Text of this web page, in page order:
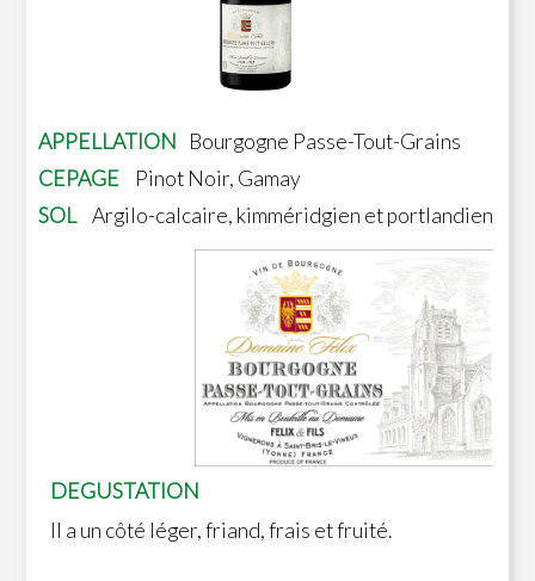
APPELLATION
Bourgogne Passe-Tout-Grains
CEPAGE
Pinot Noir, Gamay
SOL Argilo-calcaire, kimméridgien et portlandien
DEGUSTATION
Il a un côté léger, friand, frais et fruité.